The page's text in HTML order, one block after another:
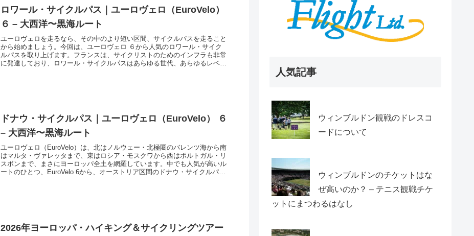
ロワール・サイクルパス｜ユーロヴェロ（EuroVelo）
６ – 大西洋〜黒海ルート
ユーロヴェロを走るなら、その中のより短い区間、サイクルパスを走ること
から始めましょう。今回は、ユーロヴェロ ６から人気のロワール・サイク
ルパスを取り上げます。フランスは、サイクリストのためのインフラも非常
に発達しており、ロワール・サイクルパスはあらゆる世代、あらゆるレベル
ドナウ・サイクルパス｜ユーロヴェロ（EuroVelo） ６
– 大西洋〜黒海ルート
ユーロヴェロ（EuroVelo）は、北はノルウェー・北極圏のバレンツ海から南
はマルタ・ヴァレッタまで、東はロシア・モスクワから西はポルトガル・リ
スボンまで、まさにヨーロッパ全土を網羅しています。中でも人気が高いル
ートのひとつ、EuroVelo 6から、オーストリア区間のドナウ・サイクルパス
2026年ヨーロッパ・ハイキング＆サイクリングツアー
人気記事
ウィンブルドン観戦のドレスコ
ードについて
ウィンブルドンのチケットはな
ぜ高いのか？ – テニス観戦チケ
ットにまつわるはなし